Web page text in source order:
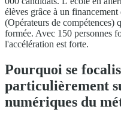
élèves grâce à un
(Opérateurs de compétences)
formée. Avec 150 personnes
l'accélération est forte.
Pourquoi se
particulièrement
numériques du